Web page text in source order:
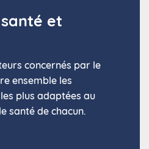
et
concernés par le
ensemble les
plus adaptées au
santé de chacun.